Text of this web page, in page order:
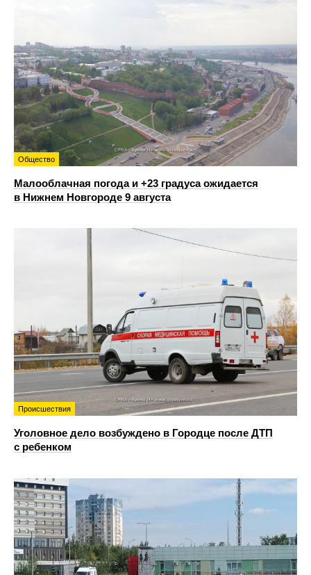
Общество
Малооблачная погода и +23 градуса ожидается
в Нижнем Новгороде 9 августа
Происшествия
Уголовное дело возбуждено в Городце после ДТП
с ребенком